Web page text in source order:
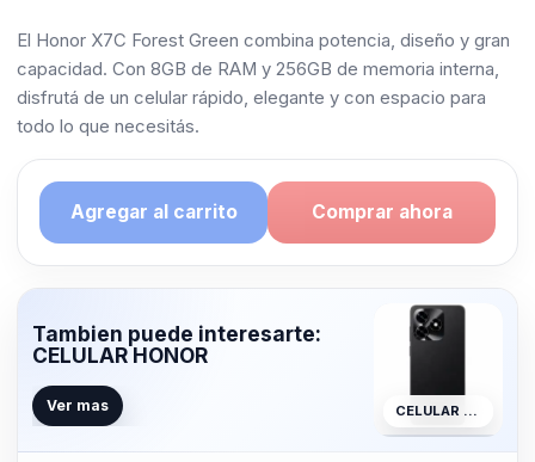
El Honor X7C Forest Green combina potencia, diseño y gran
capacidad. Con 8GB de RAM y 256GB de memoria interna,
disfrutá de un celular rápido, elegante y con espacio para
todo lo que necesitás.
Agregar al carrito Comprar ahora
Tambien puede interesarte:
CELULAR HONOR
Ver mas CELULAR HONOR